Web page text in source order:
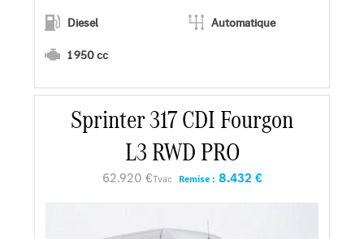
Diesel
Automatique
1 950 cc
En savoir plus
Faire un essai
Sprinter 317 CDI Fourgon
L3 RWD PRO
62.920 €Tvac Remise : 8.432 €